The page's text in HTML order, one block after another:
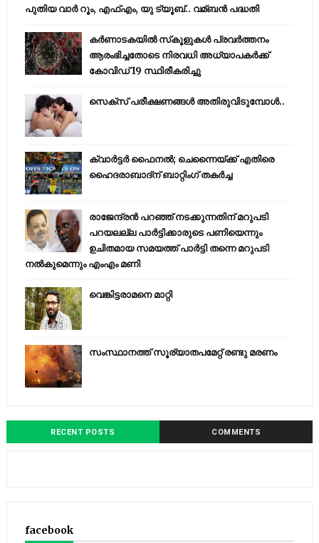
പുതിയ വാര്‍ റൂം, എഫ്‌എം, യു ട്യൂബ്.. വമ്ബന്‍ പദ്ധതി
കര്‍ണാടകയില്‍ സ്‌കൂളുകള്‍ പ്രവര്‍ത്തനം
ആരംഭിച്ചതോടെ നിരവധി അധ്യാപകര്‍ക്ക്
കോവിഡ് 19 സ്ഥിരീകരിച്ചു
സെക്സ് പരീക്ഷണങ്ങൾ അതിരുവിടുമ്പോൾ..
ക്വാർട്ടർ ഫൈനൽ; ചെന്നൈയ്ക്ക് എതിരെ
ഹൈദരാബാദ്ന് ബാറ്റിംഗ് തകർച്ച
രാജേന്ദ്രന്‍ പറഞ്ഞ് നടക്കുന്നതിന് മറുപടി
പറയലല്ല പാര്‍ട്ടിക്കാരുടെ പണിയെന്നും
ഉചിതമായ സമയത്ത് പാര്‍ട്ടി തന്നെ മറുപടി
നല്‍കുമെന്നും എംഎം മണി
വെങ്കിട്ടരാമനെ മാറ്റി
സംസ്ഥാനത്ത് സൂര്യാതപമേറ്റ് രണ്ടു മരണം
RECENT POSTS COMMENTS
facebook